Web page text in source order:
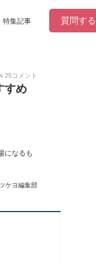
特集記事 質問する
25コメント
すめ
になるも
ケヨ編集部